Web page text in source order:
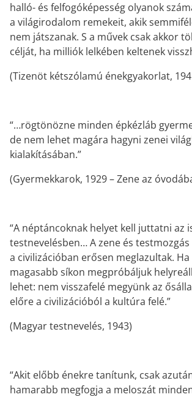
halló- és felfogóképesség olyanok
a világirodalom remekeit, akik
nem játszanak. S a művek csak akkor
célját, ha milliók lelkében keltenek
(Tizenöt kétszólamú énekgyakorlat,
“…rögtönözne minden épkézláb
de nem lehet magára hagyni zenei
kialakításában.”
(Gyermekkarok, 1929 – Zene az
“A néptáncoknak helyet kell juttatni az
testnevelésben… A zene és
a civilizációban erősen meglazultak.
magasabb síkon megpróbáljuk
lehet: nem visszafelé megyünk az
előre a civilizációból a kultúra felé.”
(Magyar testnevelés, 1943)
“Akit előbb énekre tanítunk, csak
hamarabb megfogja a meloszát